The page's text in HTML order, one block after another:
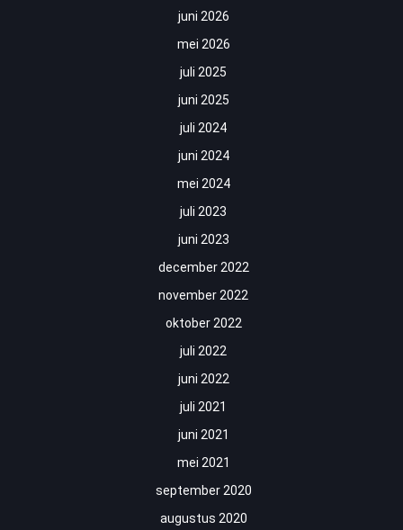
juni 2026
mei 2026
juli 2025
juni 2025
juli 2024
juni 2024
mei 2024
juli 2023
juni 2023
december 2022
november 2022
oktober 2022
juli 2022
juni 2022
juli 2021
juni 2021
mei 2021
september 2020
augustus 2020